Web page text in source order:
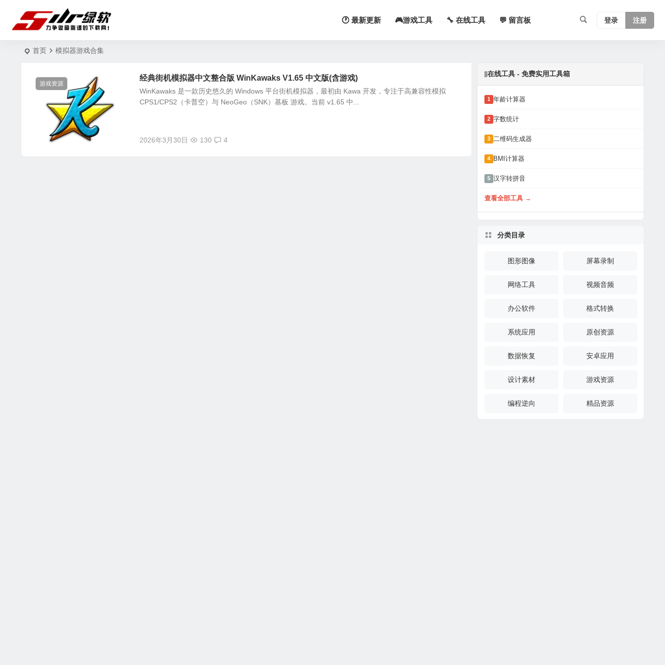
🕐 最新更新 🎮游戏工具 🔧 在线工具 💬 留言板 登录 注册
首页 模拟器游戏合集
游戏资源
经典街机模拟器中文整合版 WinKawaks V1.65 中文版(含游戏)
WinKawaks 是一款历史悠久的 Windows 平台街机模拟器，最初由 Kawa 开发，专注于高兼容性模拟
CPS1/CPS2（卡普空）与 NeoGeo（SNK）基板 游戏。当前 v1.65 中...
2026年3月30日 130 4
在线工具 - 免费实用工具箱
1 年龄计算器
2 字数统计
3 二维码生成器
4 BMI计算器
5 汉字转拼音
查看全部工具 →
分类目录
图形图像 屏幕录制
网络工具 视频音频
办公软件 格式转换
系统应用 原创资源
数据恢复 安卓应用
设计素材 游戏资源
编程逆向 精品资源